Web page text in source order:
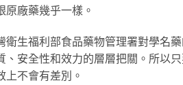
原廠藥幾乎一樣。
衛生福利部食品藥物管理署對學名
、安全性和效力的層層把關。所以
上不會有差別。